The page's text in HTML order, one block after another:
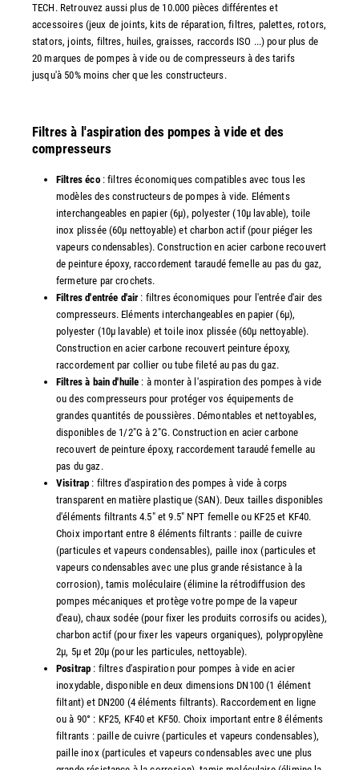
TECH. Retrouvez aussi plus de 10.000 pièces différentes et
accessoires (jeux de joints, kits de réparation, filtres, palettes, rotors,
stators, joints, filtres, huiles, graisses, raccords ISO ...) pour plus de
20 marques de pompes à vide ou de compresseurs à des tarifs
jusqu'à 50% moins cher que les constructeurs.
Filtres à l'aspiration des pompes à vide et des
compresseurs
Filtres éco: filtres économiques compatibles avec tous les
modèles des constructeurs de pompes à vide. Eléments
interchangeables en papier (6µ), polyester (10µ lavable), toile
inox plissée (60µ nettoyable) et charbon actif (pour piéger les
vapeurs condensables). Construction en acier carbone recouvert
de peinture époxy, raccordement taraudé femelle au pas du gaz,
fermeture par crochets.
Filtres d'entrée d'air : filtres économiques pour l'entrée d'air des
compresseurs. Eléments interchangeables en papier (6µ),
polyester (10µ lavable) et toile inox plissée (60µ nettoyable).
Construction en acier carbone recouvert peinture époxy,
raccordement par collier ou tube fileté au pas du gaz.
Filtres à bain d'huile : à monter à l'aspiration des pompes à vide
ou des compresseurs pour protéger vos équipements de
grandes quantités de poussières. Démontables et nettoyables,
disponibles de 1/2"G à 2"G. Construction en acier carbone
recouvert de peinture époxy, raccordement taraudé femelle au
pas du gaz.
Visitrap : filtres d'aspiration des pompes à vide à corps
transparent en matière plastique (SAN). Deux tailles disponibles
d'éléments filtrants 4.5" et 9.5" NPT femelle ou KF25 et KF40.
Choix important entre 8 éléments filtrants : paille de cuivre
(particules et vapeurs condensables), paille inox (particules et
vapeurs condensables avec une plus grande résistance à la
corrosion), tamis moléculaire (élimine la rétrodiffusion des
pompes mécaniques et protège votre pompe de la vapeur
d'eau), chaux sodée (pour fixer les produits corrosifs ou acides),
charbon actif (pour fixer les vapeurs organiques), polypropylène
2µ, 5µ et 20µ (pour les particules, nettoyable).
Positrap : filtres d'aspiration pour pompes à vide en acier
inoxydable, disponible en deux dimensions DN100 (1 élément
filtant) et DN200 (4 éléments filtrants). Raccordement en ligne
ou à 90° : KF25, KF40 et KF50. Choix important entre 8 éléments
filtrants : paille de cuivre (particules et vapeurs condensables),
paille inox (particules et vapeurs condensables avec une plus